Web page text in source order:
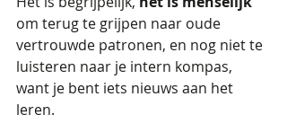
om terug te grijpen naar oude
vertrouwde patronen, en nog niet te
luisteren naar je intern kompas,
want je bent iets nieuws aan het
leren.